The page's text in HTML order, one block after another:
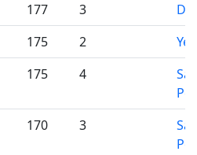
177 3
175 2
175 4
170 3